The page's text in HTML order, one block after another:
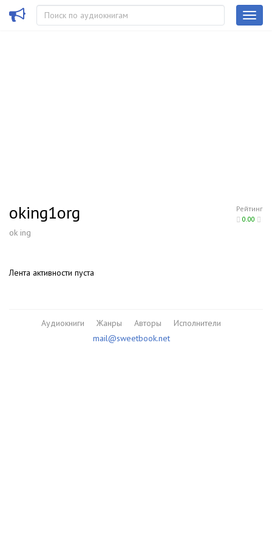
Рейтинг
0.00
oking1org
ok ing
Лента активности пуста
Аудиокниги Жанры Авторы
Исполнители
mail@sweetbook.net